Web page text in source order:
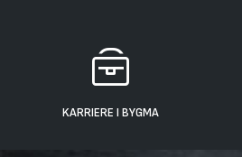
KARRIERE I BYGMA